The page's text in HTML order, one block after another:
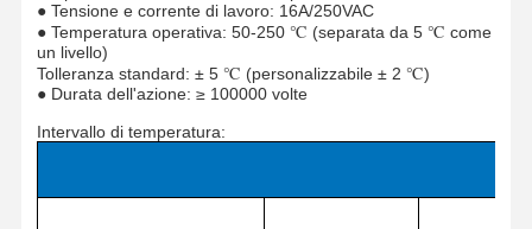
● Tensione e corrente di lavoro: 16A/250VAC
● Temperatura operativa: 50-250 ℃ (separata da 5 ℃ come
un livello)
Tolleranza standard: ± 5 ℃ (personalizzabile ± 2 ℃)
● Durata dell'azione: ≥ 100000 volte
Intervallo di temperatura: